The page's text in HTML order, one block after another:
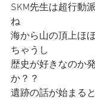
SKM先生は超行動
ね
海から山の頂上ほ
ちゃうし
歴史が好きなのか
か？？
遺跡の話が始まる